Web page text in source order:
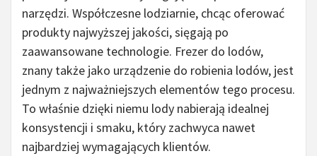
narzędzi. Współczesne lodziarnie, chcąc oferować
produkty najwyższej jakości, sięgają po
zaawansowane technologie. Frezer do lodów,
znany także jako urządzenie do robienia lodów, jest
jednym z najważniejszych elementów tego procesu.
To właśnie dzięki niemu lody nabierają idealnej
konsystencji i smaku, który zachwyca nawet
najbardziej wymagających klientów.